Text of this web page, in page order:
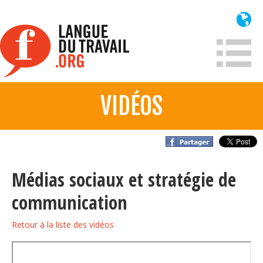
contenu
principal
Qui sommes-nous?
Historique France
Historique
Information
VIDÉOS
Médias sociaux et stratégie de
communication
Retour à la liste des vidéos